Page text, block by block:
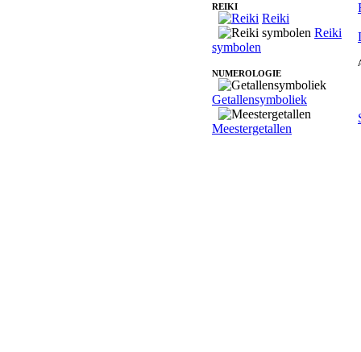
REIKI
Reiki
Reiki
symbolen
NUMEROLOGIE
Getallensymboliek
Meestergetallen